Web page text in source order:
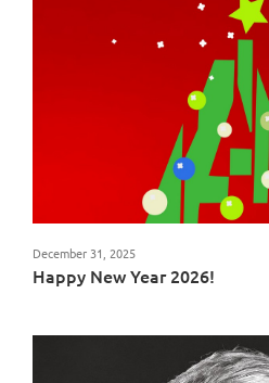
Happy New Year 2026!
December 31, 2025